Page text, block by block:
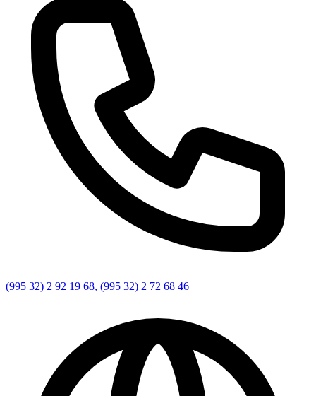
(995 32) 2 92 19 68, (995 32) 2 72 68 46